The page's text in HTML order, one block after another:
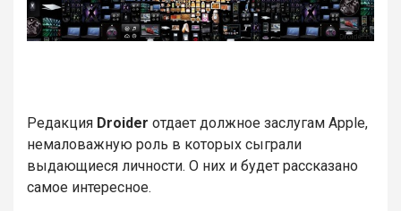
Редакция Droider отдает должное заслугам Apple,
немаловажную роль в которых сыграли
выдающиеся личности. О них и будет рассказано
самое интересное.